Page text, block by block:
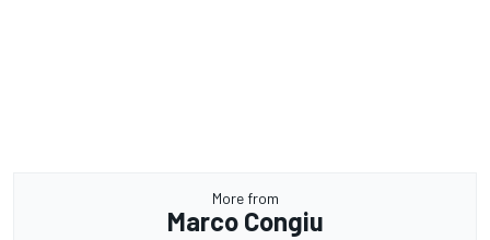
More from
Marco Congiu